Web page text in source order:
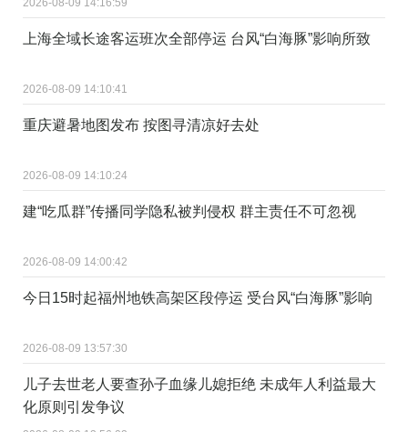
上海全域长途客运班次全部停运 台风“白海豚”影响所致
2026-08-09 14:10:41
重庆避暑地图发布 按图寻清凉好去处
2026-08-09 14:10:24
建“吃瓜群”传播同学隐私被判侵权 群主责任不可忽视
2026-08-09 14:00:42
今日15时起福州地铁高架区段停运 受台风“白海豚”影响
2026-08-09 13:57:30
儿子去世老人要查孙子血缘儿媳拒绝 未成年人利益最大
化原则引发争议